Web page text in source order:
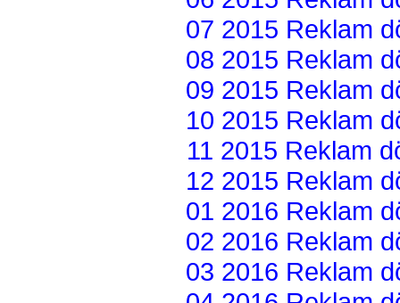
07 2015 Reklam
08 2015 Reklam
09 2015 Reklam
10 2015 Reklam
11 2015 Reklam
12 2015 Reklam
01 2016 Reklam
02 2016 Reklam
03 2016 Reklam